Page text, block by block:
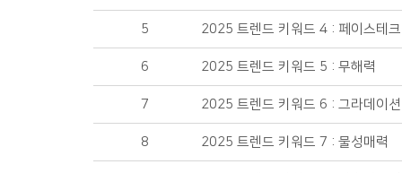
5 2025 트렌드 키워드 4 : 페이스테크
6 2025 트렌드 키워드 5 : 무해력
7 2025 트렌드 키워드 6 : 그라데이
8 2025 트렌드 키워드 7 : 물성매력